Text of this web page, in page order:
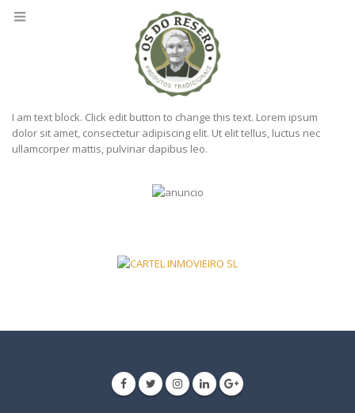
I am text block. Click edit button to change this text. Lorem ipsum
dolor sit amet, consectetur adipiscing elit. Ut elit tellus, luctus nec
ullamcorper mattis, pulvinar dapibus leo.